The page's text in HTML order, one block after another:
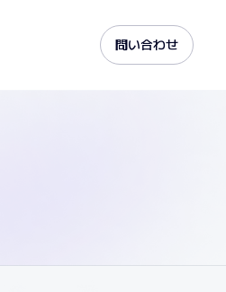
問い合わせ